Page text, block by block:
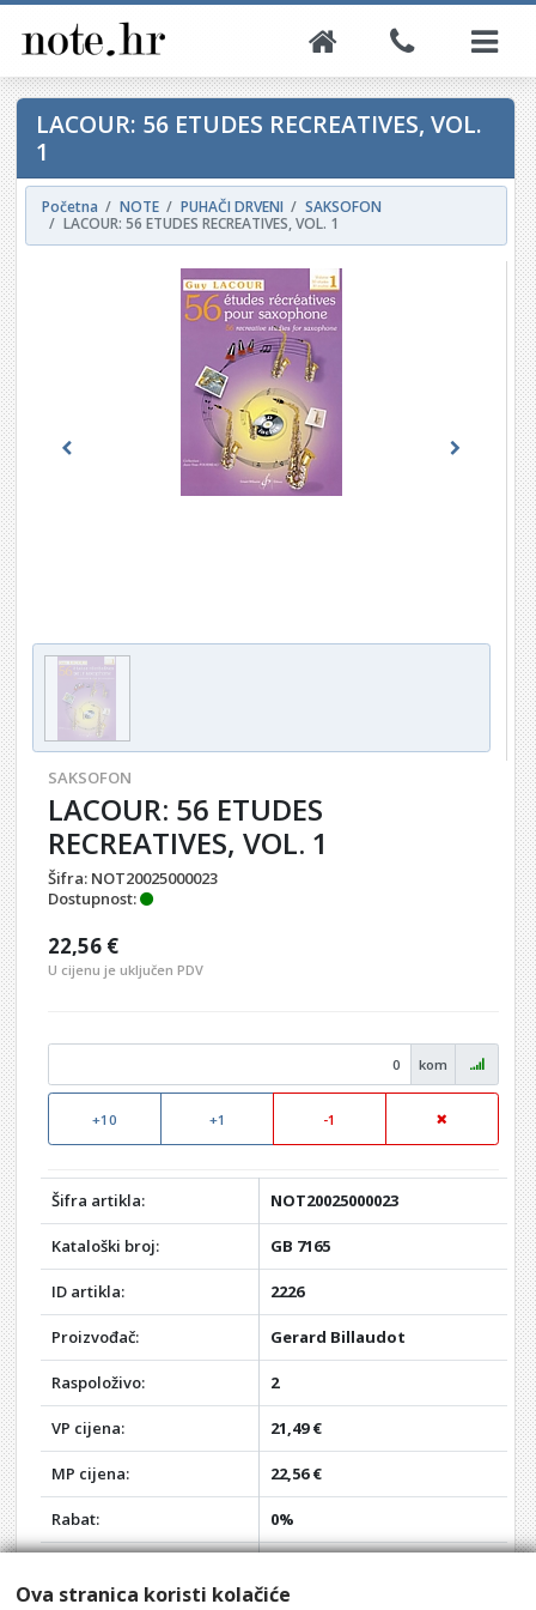
LACOUR: 56 ETUDES RECREATIVES, VOL.
1
Početna NOTE PUHAČI DRVENI
SAKSOFON
LACOUR: 56 ETUDES RECREATIVES, VOL. 1
Previous Next
SAKSOFON
LACOUR: 56 ETUDES
RECREATIVES, VOL. 1
Šifra: NOT20025000023
Dostupnost:
22,56 €
U cijenu je uključen PDV
kom
+10 +1 -1
Šifra artikla: NOT20025000023
Kataloški broj: GB 7165
ID artikla: 2226
Proizvođač: Gerard Billaudot
Raspoloživo: 2
VP cijena: 21,49 €
MP cijena: 22,56 €
Rabat: 0%
Ova stranica koristi kolačiće